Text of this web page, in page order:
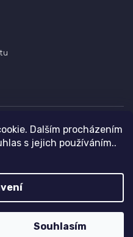
Dalším procházením
s jejich používáním..
Souhlasím
. Všechna práva vyhrazena.